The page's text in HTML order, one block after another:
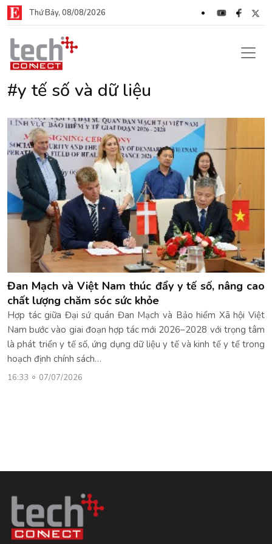
Thứ Bảy, 08/08/2026
#y tế số và dữ liệu
Đan Mạch và Việt Nam thúc đẩy y tế số, nâng cao
chất lượng chăm sóc sức khỏe
Hợp tác giữa Đại sứ quán Đan Mạch và Bảo hiểm Xã hội Việt
Nam bước vào giai đoạn hợp tác mới 2026–2028 với trọng tâm
là phát triển y tế số, ứng dụng dữ liệu y tế và kinh tế y tế trong
hoạch định chính sách…
16:33 07/07/2026